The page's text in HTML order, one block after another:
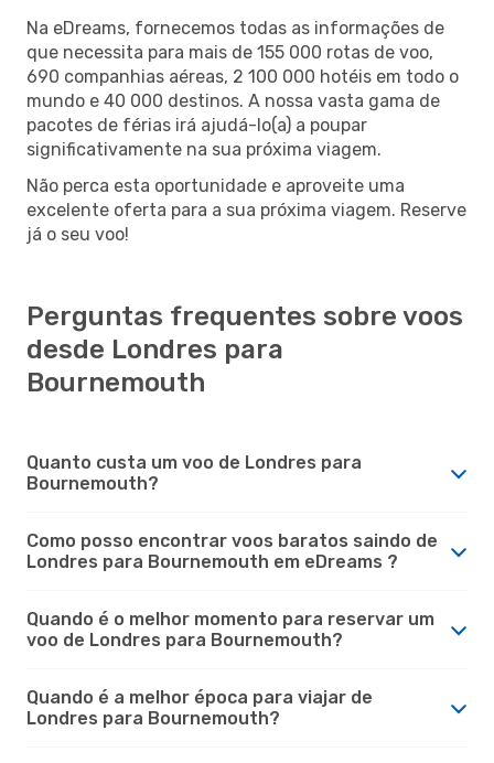
Na eDreams, fornecemos todas as informações de
que necessita para mais de 155 000 rotas de voo,
690 companhias aéreas, 2 100 000 hotéis em todo o
mundo e 40 000 destinos. A nossa vasta gama de
pacotes de férias irá ajudá-lo(a) a poupar
significativamente na sua próxima viagem.
Não perca esta oportunidade e aproveite uma
excelente oferta para a sua próxima viagem. Reserve
já o seu voo!
Perguntas frequentes sobre voos
desde Londres para
Bournemouth
Quanto custa um voo de Londres para
Bournemouth?
Como posso encontrar voos baratos saindo de
Londres para Bournemouth em eDreams ?
Quando é o melhor momento para reservar um
voo de Londres para Bournemouth?
Quando é a melhor época para viajar de
Londres para Bournemouth?